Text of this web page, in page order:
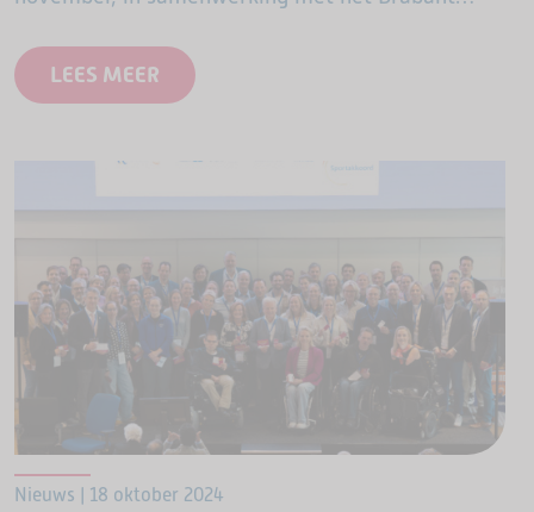
(SSNB), het evenement OldStars on Tour in
Noord-Brabant. Tijdens deze inspirerende dag
LEES MEER
Nieuws | 18 oktober 2024